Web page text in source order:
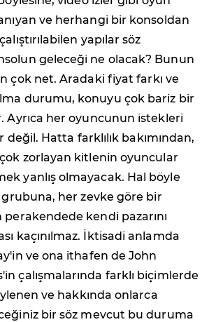
ve herhangi bir konsoldan
yapılar söz
geleceği ne olacak? Bunun
çok net. Aradaki fiyat farkı ve
durumu, konuyu çok bariz bir
Ayrıca her oyuncunun istekleri
Hatta farklılık bakımından,
zorlayan kitlenin oyuncular
yanlış olmayacak. Hal böyle
her zevke göre bir
perakendede kendi pazarını
kaçınılmaz. İktisadi anlamda
ve ona ithafen de John
çalışmalarında farklı biçimlerde
ve hakkında onlarca
bir söz mevcut bu duruma